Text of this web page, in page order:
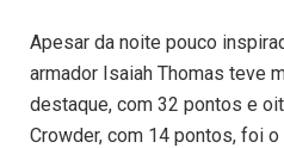
Apesar da noite pouco
armador Isaiah Thomas teve
destaque, com 32 pontos e
Crowder, com 14 pontos, foi